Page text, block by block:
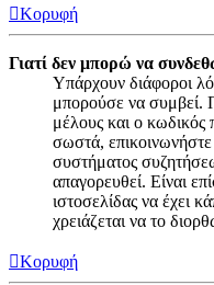
Κορυφή
Γιατί δεν μπορώ να
Υπάρχουν διάφοροι
μπορούσε να συμβεί.
μέλους και ο κωδικός
σωστά, επικοινωνήστε
συστήματος
απαγορευθεί. Είναι
ιστοσελίδας να έχει
χρειάζεται να το
Κορυφή